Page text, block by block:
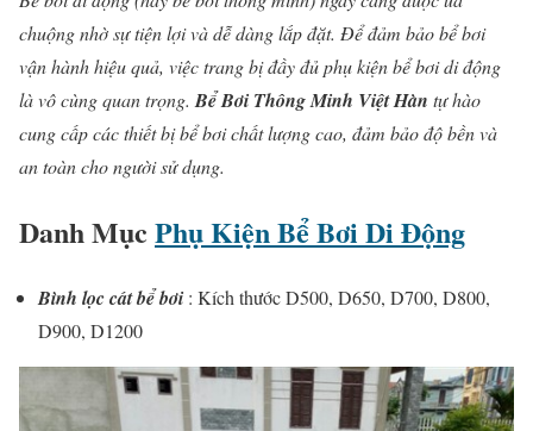
chuộng nhờ sự tiện lợi và dễ dàng lắp đặt. Để đảm bảo bể bơi
vận hành hiệu quả, việc trang bị đầy đủ phụ kiện bể bơi di động
là vô cùng quan trọng.Bể Bơi Thông Minh Việt Hàn tự hào
cung cấp các thiết bị bể bơi chất lượng cao, đảm bảo độ bền và
an toàn cho người sử dụng.
Danh Mục Phụ Kiện Bể Bơi Di Động
Bình lọc cát bể bơi : Kích thước D500, D650, D700, D800,
D900, D1200